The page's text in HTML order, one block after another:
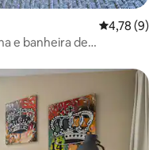
4,78 de
4,78 (9)
e banheira de
hóspedes